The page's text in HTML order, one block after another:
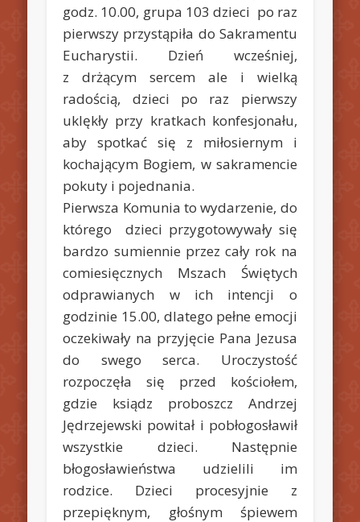
godz. 10.00, grupa 103 dzieci po raz
pierwszy przystąpiła do Sakramentu
Eucharystii. Dzień wcześniej,
z drżącym sercem ale i wielką
radością, dzieci po raz pierwszy
uklękły przy kratkach konfesjonału,
aby spotkać się z miłosiernym i
kochającym Bogiem, w sakramencie
pokuty i pojednania.
Pierwsza Komunia to wydarzenie, do
którego dzieci przygotowywały się
bardzo sumiennie przez cały rok na
comiesięcznych Mszach Świętych
odprawianych w ich intencji o
godzinie 15.00, dlatego pełne emocji
oczekiwały na przyjęcie Pana Jezusa
do swego serca. Uroczystość
rozpoczęła się przed kościołem,
gdzie ksiądz proboszcz Andrzej
Jędrzejewski powitał i pobłogosławił
wszystkie dzieci. Następnie
błogosławieństwa udzielili im
rodzice. Dzieci procesyjnie z
przepięknym, głośnym śpiewem